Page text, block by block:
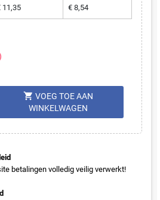
11,35 € 8,54
shopping_cart VOEG TOE AAN
WINKELWAGEN
betalingen volledig veilig verwerkt!